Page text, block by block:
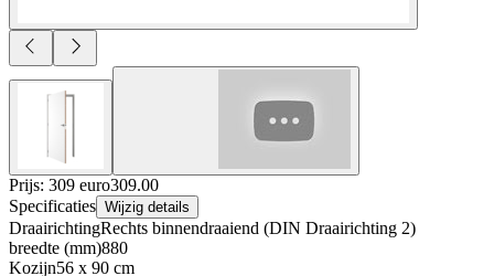
Prijs: 309 euro309.00
Specificaties Wijzig details
DraairichtingRechts binnendraaiend (DIN Draairichting 2)
breedte (mm)880
Kozijn56 x 90 cm